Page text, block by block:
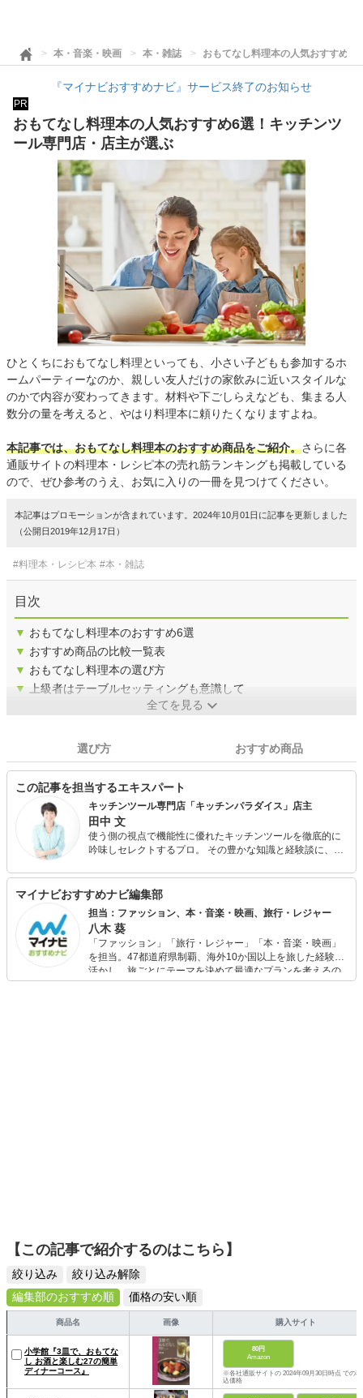
本・音楽・映画 本・雑誌 おもてなし料理本の人気おすすめ6
『マイナビおすすめナビ』サービス終了のお知らせ
PR
おもてなし料理本の人気おすすめ6選！キッチンツ
ール専門店・店主が選ぶ
ひとくちにおもてなし料理といっても、小さい子どもも参加するホ
ームパーティーなのか、親しい友人だけの家飲みに近いスタイルな
のかで内容が変わってきます。材料や下ごしらえなども、集まる人
数分の量を考えると、やはり料理本に頼りたくなりますよね。
本記事では、おもてなし料理本のおすすめ商品をご紹介。さらに各
通販サイトの料理本・レシピ本の売れ筋ランキングも掲載している
ので、ぜひ参考のうえ、お気に入りの一冊を見つけてください。
本記事はプロモーションが含まれています。2024年10月01日に記事を更新しました
（公開日2019年12月17日）
#料理本・レシピ本 #本・雑誌
目次
▼ おもてなし料理本のおすすめ6選
▼ おすすめ商品の比較一覧表
▼ おもてなし料理本の選び方
▼
上級者はテーブルセッティングも意識して
全てを見る
選び方 おすすめ商品
この記事を担当するエキスパート
キッチンツール専門店「キッチンパラダイス」店主
田中 文
使う側の視点で機能性に優れたキッチンツールを徹底的に
吟味しセレクトするプロ。 その豊かな知識と経験談に、主
い。 道具の実験やお店の日常をつづったショップブログ
「Ａｙａ’ｓ Ｄｉａｒｙ」が人気。 数少ない「調理道具の
専門家」としてセミナー他雑誌やテレビでも引っ張りだ
こ。
マイナビおすすめナビ編集部
担当：ファッション、本・音楽・映画、旅行・レジャー
八木 葵
「ファッション」「旅行・レジャー」「本・音楽・映画」
を担当。47都道府県制覇、海外10か国以上を旅した経験を
活かし、旅ごとにテーマを決めて最適なプランを考えるの
が得意。また、アパレルショップでの販売経験もあり。誰
【この記事で紹介するのはこちら】
絞り込み
絞り込み解除
編集部のおすすめ順
価格の安い順
商品名 画像 購入サイト
小学館『3皿で、おもてな
し お酒と楽しむ27の簡単
ディナーコース』
80円
Amazon
※各社通販サイトの 2024年09月30日時点 での税
込価格